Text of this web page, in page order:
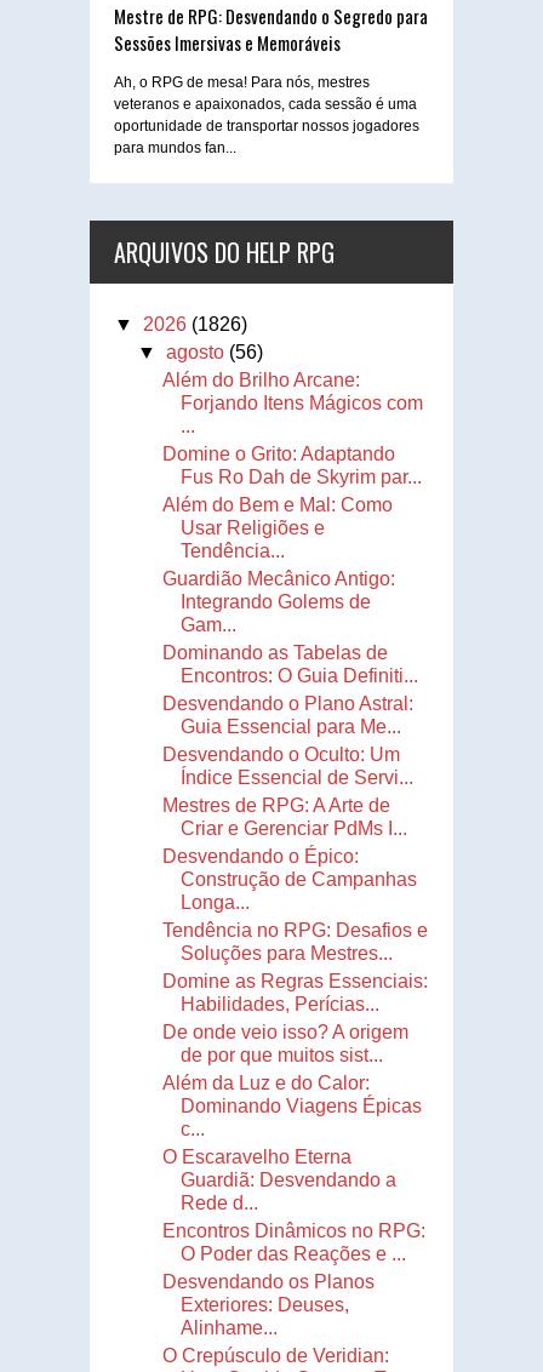
Mestre de RPG: Desvendando o Segredo para
Sessões Imersivas e Memoráveis
Ah, o RPG de mesa! Para nós, mestres
veteranos e apaixonados, cada sessão é uma
oportunidade de transportar nossos jogadores
para mundos fan...
ARQUIVOS DO HELP RPG
▼ 2026 (1826)
▼agosto (56)
Além do Brilho Arcane:
Forjando Itens Mágicos com
...
Domine o Grito: Adaptando
Fus Ro Dah de Skyrim par...
Além do Bem e Mal: Como
Usar Religiões e
Tendência...
Guardião Mecânico Antigo:
Integrando Golems de
Gam...
Dominando as Tabelas de
Encontros: O Guia Definiti...
Desvendando o Plano Astral:
Guia Essencial para Me...
Desvendando o Oculto: Um
Índice Essencial de Servi...
Mestres de RPG: A Arte de
Criar e Gerenciar PdMs I...
Desvendando o Épico:
Construção de Campanhas
Longa...
Tendência no RPG: Desafios e
Soluções para Mestres...
Domine as Regras Essenciais:
Habilidades, Perícias...
De onde veio isso? A origem
de por que muitos sist...
Além da Luz e do Calor:
Dominando Viagens Épicas
c...
O Escaravelho Eterna
Guardiã: Desvendando a
Rede d...
Encontros Dinâmicos no RPG:
O Poder das Reações e ...
Desvendando os Planos
Exteriores: Deuses,
Alinhame...
O Crepúsculo de Veridian: